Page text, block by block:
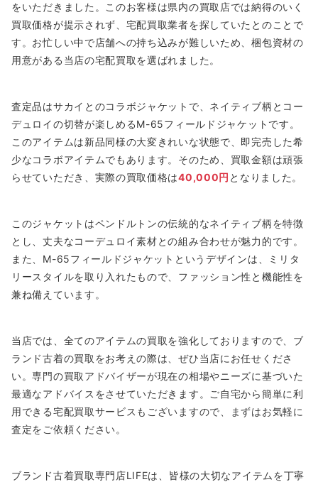
をいただきました。このお客様は県内の買取店では納得のいく
買取価格が提示されず、宅配買取業者を探していたとのことで
す。お忙しい中で店舗への持ち込みが難しいため、梱包資材の
用意がある当店の宅配買取を選ばれました。
査定品はサカイとのコラボジャケットで、ネイティブ柄とコー
デュロイの切替が楽しめるM-65フィールドジャケットです。
このアイテムは新品同様の大変きれいな状態で、即完売した希
少なコラボアイテムでもあります。そのため、買取金額は頑張
らせていただき、実際の買取価格は40,000円 となりました。
このジャケットはペンドルトンの伝統的なネイティブ柄を特徴
とし、丈夫なコーデュロイ素材との組み合わせが魅力的です。
また、M-65フィールドジャケットというデザインは、ミリタ
リースタイルを取り入れたもので、ファッション性と機能性を
兼ね備えています。
当店では、全てのアイテムの買取を強化しておりますので、ブ
ランド古着の買取をお考えの際は、ぜひ当店にお任せくださ
い。専門の買取アドバイザーが現在の相場やニーズに基づいた
最適なアドバイスをさせていただきます。ご自宅から簡単に利
用できる宅配買取サービスもございますので、まずはお気軽に
査定をご依頼ください。
ブランド古着買取専門店LIFEは、皆様の大切なアイテムを丁寧